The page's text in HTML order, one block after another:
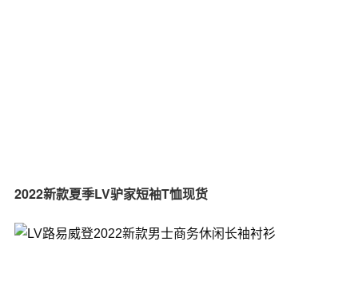
2022新款夏季LV驴家短袖T恤现货